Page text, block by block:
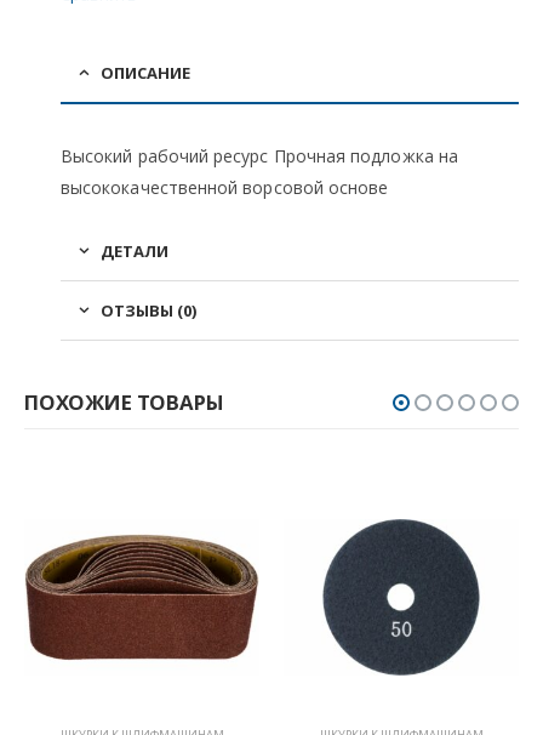
ОПИСАНИЕ
Высокий рабочий ресурс Прочная подложка на
высококачественной ворсовой основе
ДЕТАЛИ
ОТЗЫВЫ (0)
ПОХОЖИЕ ТОВАРЫ